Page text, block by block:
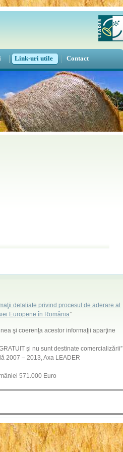
Link-uri utile Contact
detaliate privind procesul de aderare al
Europene în România”
şi coerenţa acestor informaţii aparţine
şi nu sunt destinate comercializării”
2007 – 2013, Axa LEADER
571.000 Euro